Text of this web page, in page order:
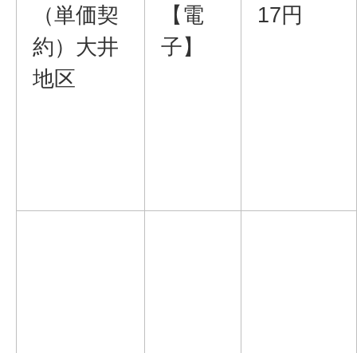
（単価契
約）大井
地区
【電
子】
17円